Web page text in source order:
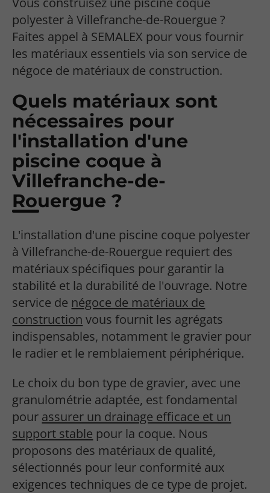
polyester à Villefranche-de-Rouergue ?
Faites appel à SEMALEX pour vous fournir
les matériaux essentiels via son service de
négoce de matériaux de construction.
Quels matériaux sont
nécessaires pour
l'installation d'une
piscine coque à
Villefranche-de-
Rouergue ?
L'installation d'une piscine coque polyester
à Villefranche-de-Rouergue requiert des
matériaux spécifiques pour garantir la
stabilité et la durabilité de l'ouvrage. Notre
service de négoce de matériaux de
construction vous fournit les agrégats
indispensables, notamment le gravier pour
le radier et le remblaiement périphérique.
Le choix du bon type de gravier, avec une
granulométrie adaptée, est fondamental
pour assurer un drainage efficace et un
support stable pour la coque. Nous
proposons des matériaux de qualité,
sélectionnés pour leur conformité aux
exigences techniques de ce type de projet.